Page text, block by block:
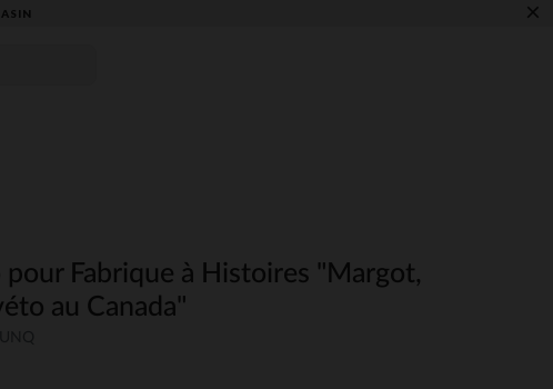
×
pour Fabrique à Histoires "Margot,
au Canada"